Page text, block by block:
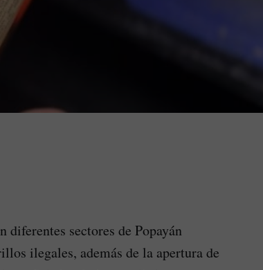
sectores de Popayán
ilegales, además de la apertura de